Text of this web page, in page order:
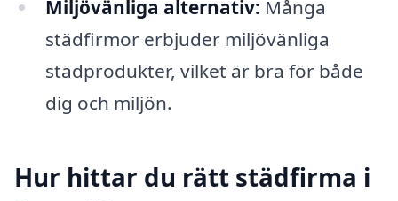
Miljövänliga alternativ: Många
städfirmor erbjuder miljövänliga
städprodukter, vilket är bra för både
dig och miljön.
Hur hittar du rätt städfirma i